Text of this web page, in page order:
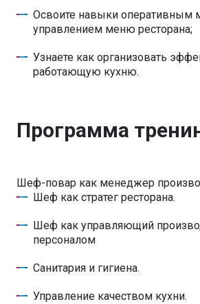
Освоите навыки оперативным
управлением меню ресторана;
Узнаете как организовать
работающую кухню.
Программа
Шеф-повар как менеджер
Шеф как стратег ресторана.
Шеф как управляющий
персоналом
Санитария и гигиена.
Управление качеством кухни.